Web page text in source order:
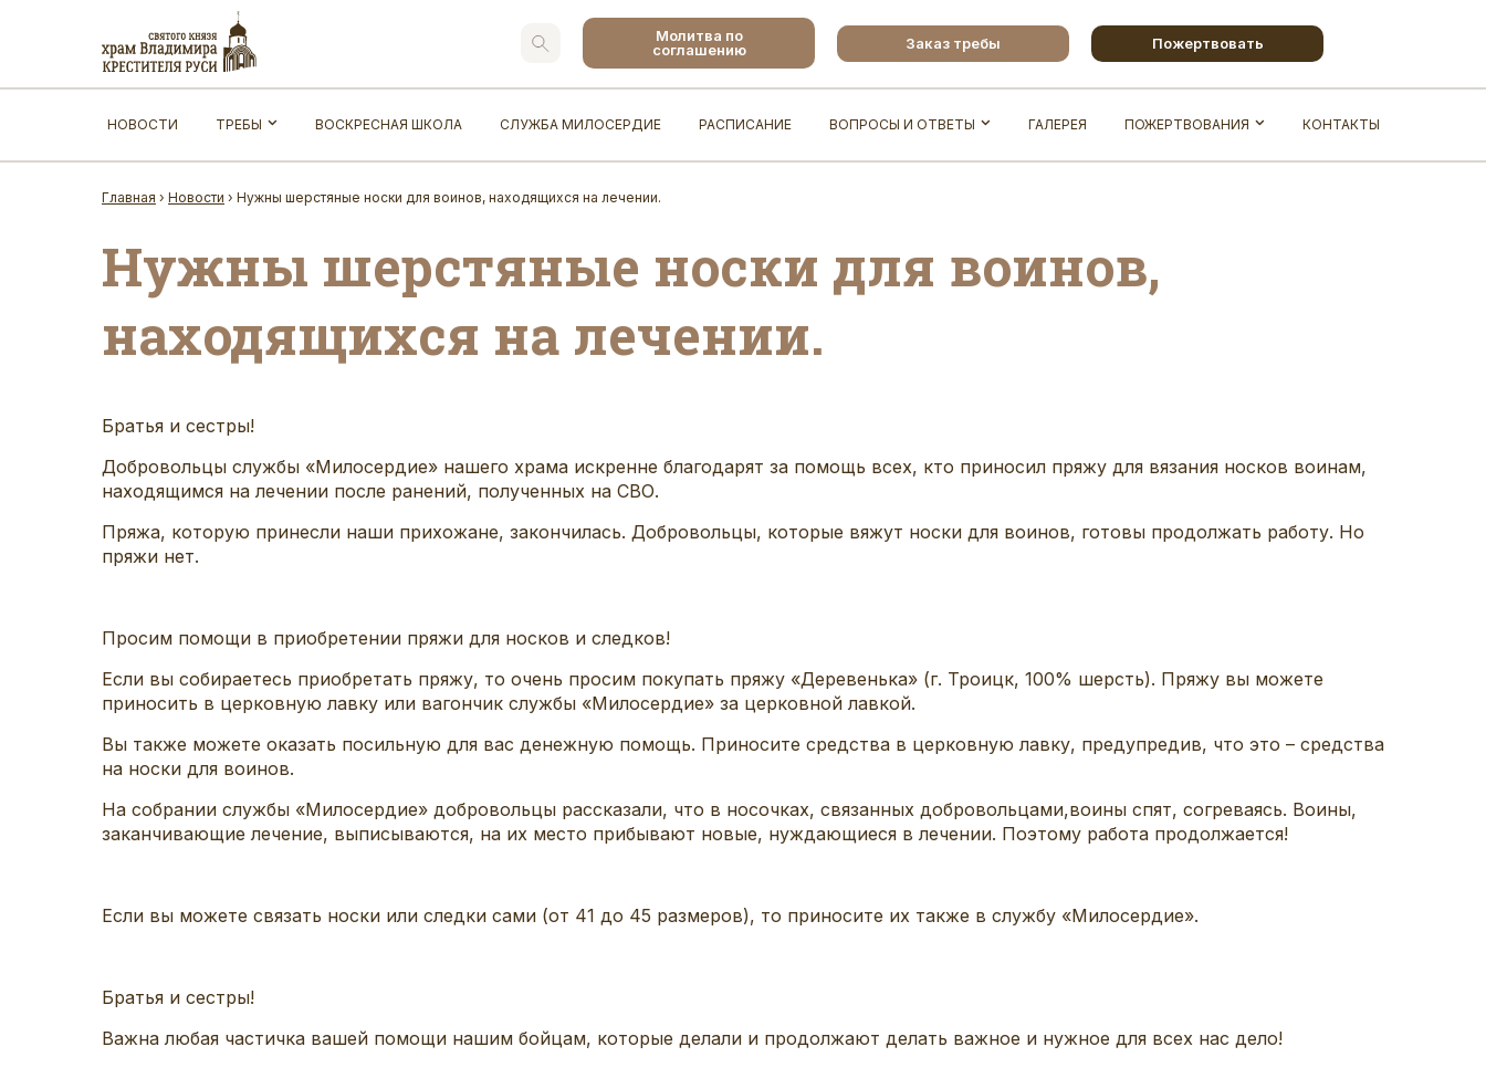
Молитва по
соглашению
Заказ требы Пожертвовать
НОВОСТИ ТРЕБЫ ВОСКРЕСНАЯ ШКОЛА СЛУЖБА МИЛОСЕРДИЕ РАСПИСАНИЕ ВОПРОСЫ И ОТВЕТЫ ГАЛЕРЕЯ ПОЖЕРТВОВАНИЯ КОНТАКТЫ
Главная › Новости › Нужны шерстяные носки для воинов, находящихся на лечении.
Нужны шерстяные носки для воинов,
находящихся на лечении.
Братья и сестры!
Добровольцы службы «Милосердие» нашего храма искренне благодарят за помощь всех, кто приносил пряжу для вязания носков воинам,
находящимся на лечении после ранений, полученных на СВО.
Пряжа, которую принесли наши прихожане, закончилась. Добровольцы, которые вяжут носки для воинов, готовы продолжать работу. Но
пряжи нет.
Просим помощи в приобретении пряжи для носков и следков!
Если вы собираетесь приобретать пряжу, то очень просим покупать пряжу «Деревенька» (г. Троицк, 100% шерсть). Пряжу вы можете
приносить в церковную лавку или вагончик службы «Милосердие» за церковной лавкой.
Вы также можете оказать посильную для вас денежную помощь. Приносите средства в церковную лавку, предупредив, что это – средства
на носки для воинов.
На собрании службы «Милосердие» добровольцы рассказали, что в носочках, связанных добровольцами,воины спят, согреваясь. Воины,
заканчивающие лечение, выписываются, на их место прибывают новые, нуждающиеся в лечении. Поэтому работа продолжается!
Если вы можете связать носки или следки сами (от 41 до 45 размеров), то приносите их также в службу «Милосердие».
Братья и сестры!
Важна любая частичка вашей помощи нашим бойцам, которые делали и продолжают делать важное и нужное для всех нас дело!